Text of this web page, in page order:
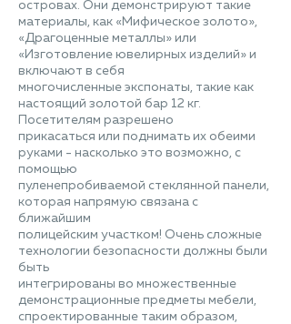
островах. Они демонстрируют такие
материалы, как «Мифическое золото»,
«Драгоценные металлы» или
«Изготовление ювелирных изделий» и
включают в себя
многочисленные экспонаты, такие как
настоящий золотой бар 12 кг.
Посетителям разрешено
прикасаться или поднимать их обеими
руками - насколько это возможно, с
помощью
пуленепробиваемой стеклянной панели,
которая напрямую связана с
ближайшим
полицейским участком! Очень сложные
технологии безопасности должны были
быть
интегрированы во множественные
демонстрационные предметы мебели,
спроектированные таким образом,